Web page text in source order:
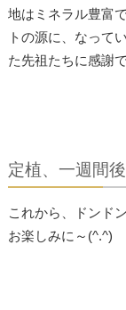
地はミネラル豊富
トの源に、なって
た先祖たちに感謝で
定植、一週間
これから、ドンド
お楽しみに～(^.^)